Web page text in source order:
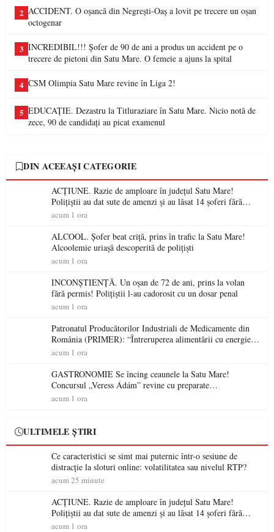
2 ACCIDENT. O oșancă din Negrești-Oaș a lovit pe trecere un oșan
octogenar
3 INCREDIBIL!!! Șofer de 90 de ani a produs un accident pe o
trecere de pietoni din Satu Mare. O femeie a ajuns la spital
4 CSM Olimpia Satu Mare revine în Liga 2!
5 EDUCAȚIE. Dezastru la Titluraziare în Satu Mare. Nicio notă de
zece, 90 de candidați au picat examenul
DIN ACEEAȘI CATEGORIE
ACȚIUNE. Razie de amploare în județul Satu Mare!
Polițiștii au dat sute de amenzi și au lăsat 14 șoferi fără
permis într-o singură zi
acum 1 ora
ALCOOL. Șofer beat criță, prins în trafic la Satu Mare!
Alcoolemie uriașă descoperită de polițiști
acum 1 ora
INCONȘTIENȚĂ. Un oșan de 72 de ani, prins la volan
fără permis! Polițiștii l-au cadorosit cu un dosar penal
acum 1 ora
Patronatul Producătorilor Industriali de Medicamente din
România (PRIMER): “Întreruperea alimentării cu energie
electrică a fabricilor de medicamente va pune în pericol
acum 1 ora
GASTRONOMIE Se încing ceaunele la Satu Mare!
Concursul „Veress Ádám” revine cu preparate
spectaculoase, premii și un jurat de renume
acum 1 ora
ULTIMELE ȘTIRI
Ce caracteristici se simt mai puternic într-o sesiune de
distracție la sloturi online: volatilitatea sau nivelul RTP?
acum 25 minute
ACȚIUNE. Razie de amploare în județul Satu Mare!
Polițiștii au dat sute de amenzi și au lăsat 14 șoferi fără
permis într-o singură zi
acum 1 ora